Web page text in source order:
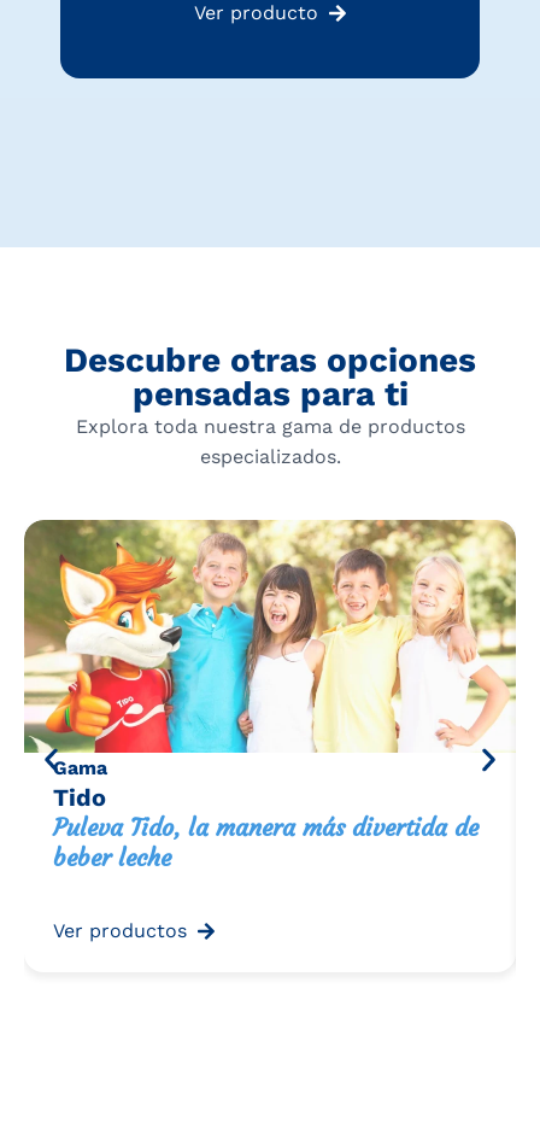
Ver producto
Descubre otras opciones
pensadas para ti
Explora toda nuestra gama de productos
especializados.
Gama
Tido
Puleva Tido, la manera más divertida de
beber leche
Ver productos